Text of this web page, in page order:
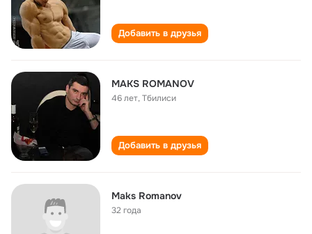
Добавить в друзья
MAKS ROMANOV
46 лет,Тбилиси
Добавить в друзья
Maks Romanov
32 года